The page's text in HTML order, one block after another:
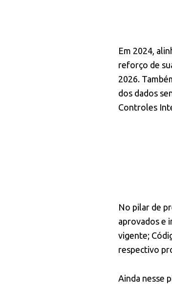
Em 2024,
reforço de
2026.
dos dados
Controles
No pilar de
aprovados e
vigente;
respectivo
Ainda nesse